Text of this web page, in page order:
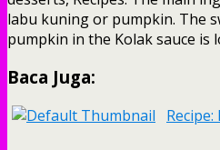
labu kuning or pumpkin. The
pumpkin in the Kolak sauce is
Baca Juga: